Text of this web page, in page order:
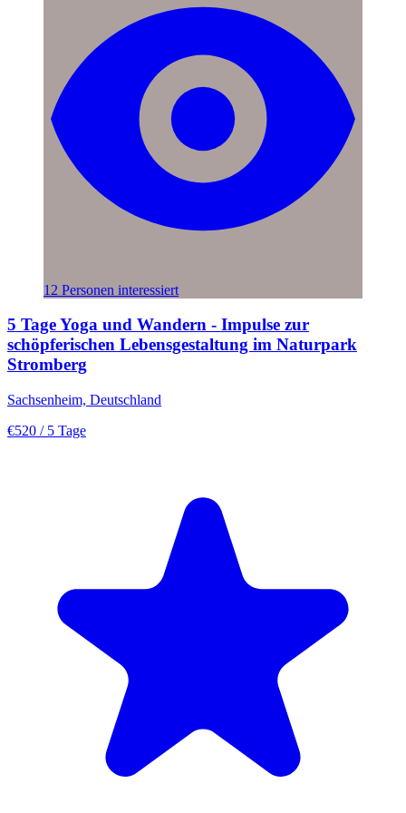
12 Personen interessiert
5 Tage Yoga und Wandern - Impulse zur
schöpferischen Lebensgestaltung im Naturpark
Stromberg
Sachsenheim, Deutschland
€520 / 5 Tage